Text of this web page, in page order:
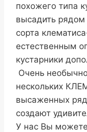
похожего типа
высадить
сорта
естественным
кустарники
Очень
нескольких
высаженных
создают
У нас Вы